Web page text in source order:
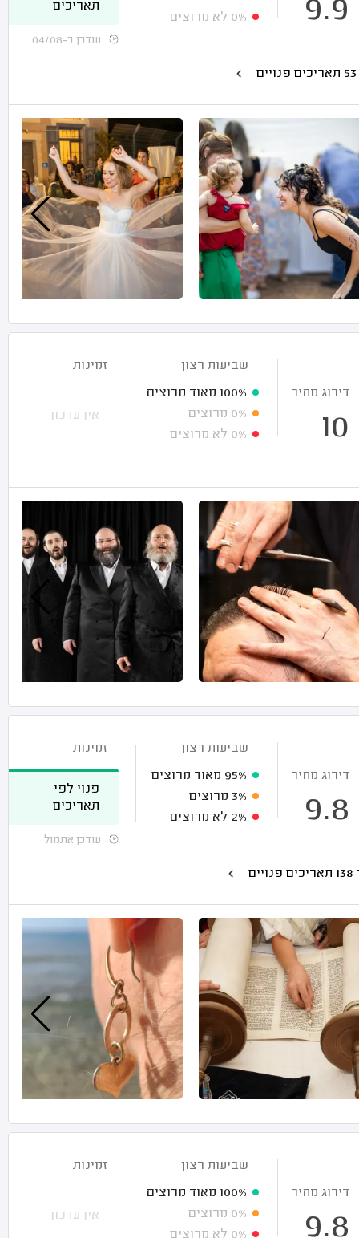
9.9
0% לא מרוצים
תאריכים
עודכן ב-04/08
דירוג מחיר
10
שביעות רצון
100% מאוד מרוצים
0% מרוצים
0% לא מרוצים
זמינות
אין עדכון
דירוג מחיר
9.8
שביעות רצון
95% מאוד מרוצים
3% מרוצים
2% לא מרוצים
זמינות
פנוי לפי
תאריכים
עודכן אתמול
דירוג מחיר
9.8
שביעות רצון
100% מאוד מרוצים
0% מרוצים
0% לא מרוצים
זמינות
אין עדכון